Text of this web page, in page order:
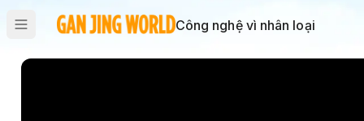
Công nghệ vì nhân loại